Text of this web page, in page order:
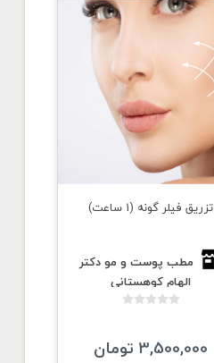
تزریق فیلر گونه (1 ساعت)
مطب پوست و مو دكتر
الهام كوهستانى
3,500,000 تومان